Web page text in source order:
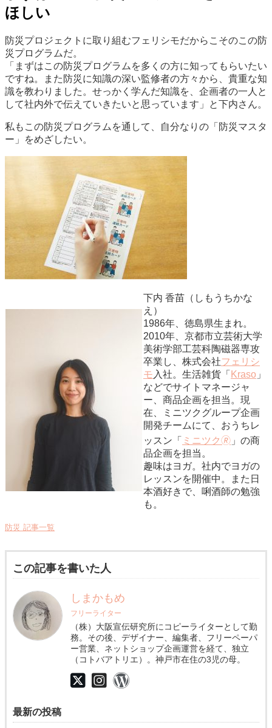
ほしい
防災プロジェクトに取り組むフェリシモだからこそのこの防
災プログラムだ。
「まずはこの防災プログラムを多くの方に知ってもらいたい
ですね。また防災に知識の深い監修者の方々から、貴重な知
識を教わりました。せっかく学んだ知識を、企画者の一人と
して社内外で伝えていきたいと思っています」と下内さん。
私もこの防災プログラムを通して、自分なりの「防災マスタ
ー」をめざしたい。
下内 香苗（しもうちかな
え）
1986年、徳島県生まれ。
2010年、京都市立芸術大学
美術学部工芸科陶磁器専攻
卒業し、株式会社フェリシ
モ 入社。生活雑貨「 Kraso 」
などでサイトマネージャ
ー、商品企画を担当。現
在、ミニツクグループ企画
開発チームにて、おうちレ
ッスン「 ミニツク🄬 」の商
品企画を担当。
趣味はヨガ。社内でヨガの
レッスンを開催中。また日
本酒好きで、唎酒師の勉強
も。
防災 記事一覧
この記事を書いた人
しまかもめ
フリーライター
（株）大阪宣伝研究所にコピーライターとして勤
務。その後、デザイナー、編集者、フリーペーパ
ー営業、ネットショップ企画運営を経て、独立
（コトバアトリエ）。神戸市在住の3児の母。
最新の投稿